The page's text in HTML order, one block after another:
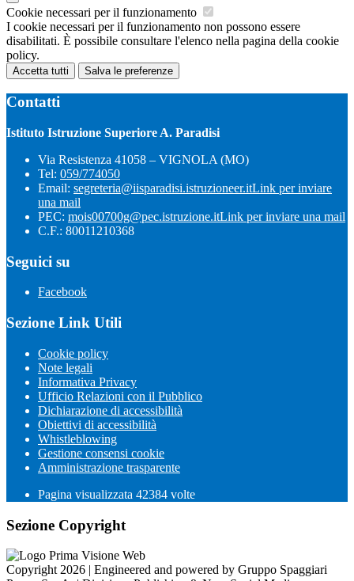
Cookie necessari per il funzionamento
I cookie necessari per il funzionamento non possono essere
disabilitati. È possibile consultare l'elenco nella pagina della cookie
policy.
Accetta tutti Salva le preferenze
Contatti
Istituto Istruzione Superiore A. Paradisi
Via Resistenza 41058 – VIGNOLA (MO)
Tel: 059/774050
Email: segreteria@iisparadisi.istruzioneer.itLink per inviare
una mail
PEC: mois00700g@pec.istruzione.itLink per inviare una mail
C.F.: 80011210368
Seguici su
Facebook
Sezione Link Utili
Cookie policy
Note legali
Informativa Privacy
Ufficio Relazioni con il Pubblico
Dichiarazione di accessibilità
Obiettivi di accessibilità
Whistleblowing
Gestione consensi cookie
Amministrazione trasparente
Pagina visualizzata 42384 volte
Sezione Copyright
Copyright 2026 | Engineered and powered by Gruppo Spaggiari